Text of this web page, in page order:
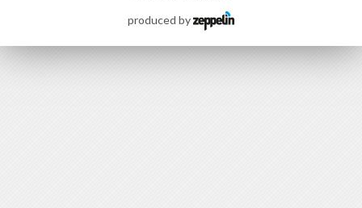
produced by